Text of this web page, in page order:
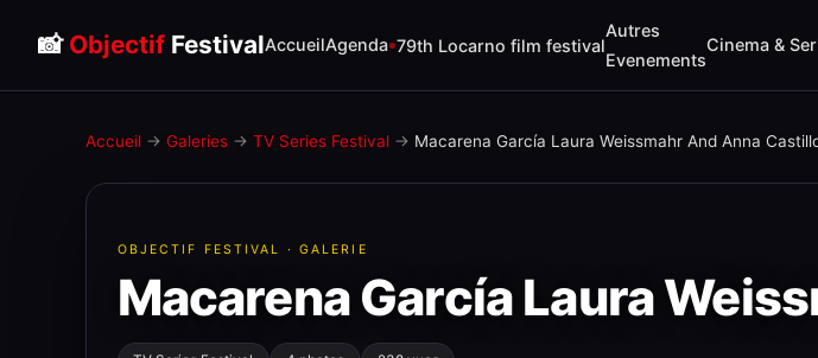
📸 Objectif FestivalAccueilAgenda 79th Locarno film festival
Autres
Evenements
Cinema &
Accueil → Galeries → TV Series Festival → Macarena García Laura Weissmahr And Anna
OBJECTIF FESTIVAL · GALERIE
Macarena García Laura